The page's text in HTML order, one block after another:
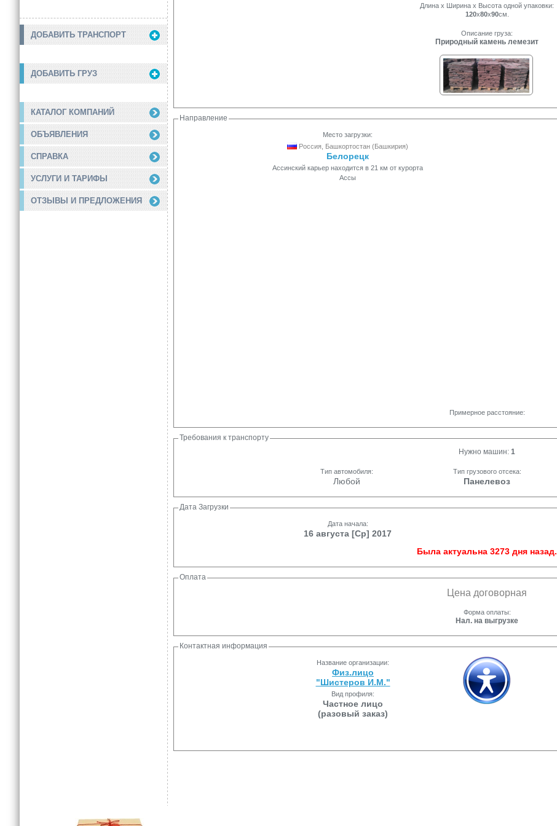
ДОБАВИТЬ ТРАНСПОРТ
ДОБАВИТЬ ГРУЗ
КАТАЛОГ КОМПАНИЙ
ОБЪЯВЛЕНИЯ
СПРАВКА
УСЛУГИ И ТАРИФЫ
ОТЗЫВЫ И ПРЕДЛОЖЕНИЯ
Длина x Ширина x Высота одной упаковки:
120x80x90см.
Описание груза:
Природный камень лемезит
Направление
Место загрузки:
Россия, Башкортостан (Башкирия)
Белорецк
Ассинский карьер находится в 21 км от курорта
Ассы
Примерное расстояние:
Требования к транспорту
Нужно машин: 1
Тип автомобиля:
Любой
Тип грузового отсека:
Панелевоз
Дата Загрузки
Дата начала:
16 августа [Ср] 2017
Была актуальна 3273 дня назад.
Оплата
Цена договорная
Форма оплаты:
Нал. на выгрузке
Контактная информация
Название организации:
Физ.лицо
"Шистеров И.М."
Вид профиля:
Частное лицо
(разовый заказ)